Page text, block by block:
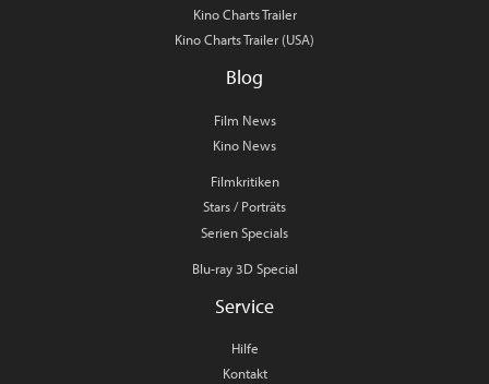
Kino Charts Trailer
Kino Charts Trailer (USA)
Blog
Film News
Kino News
Filmkritiken
Stars / Porträts
Serien Specials
Blu-ray 3D Special
Service
Hilfe
Kontakt